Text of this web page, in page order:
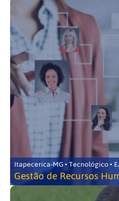
Itapecerica-MG • Tecnológico •
Gestão de Recursos